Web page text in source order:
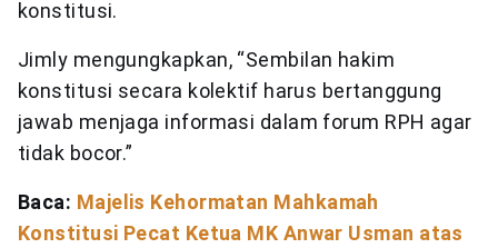
konstitusi.
Jimly mengungkapkan, “Sembilan hakim
konstitusi secara kolektif harus bertanggung
jawab menjaga informasi dalam forum RPH agar
tidak bocor.”
Baca: Majelis Kehormatan Mahkamah
Konstitusi Pecat Ketua MK Anwar Usman atas